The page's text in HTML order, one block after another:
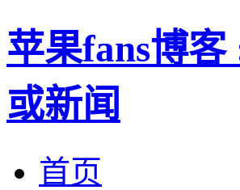
苹果fans博
或新闻
首页